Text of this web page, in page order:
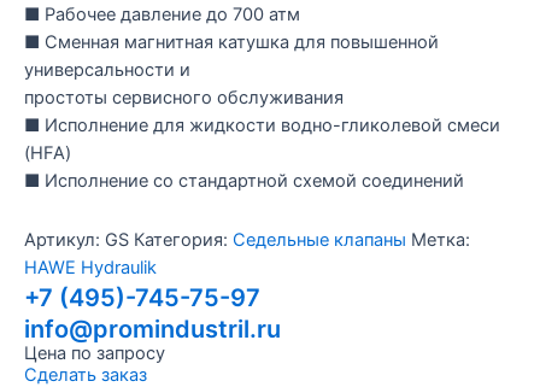
■ Рабочее давление до 700 атм
■ Сменная магнитная катушка для повышенной
универсальности и
простоты сервисного обслуживания
■ Исполнение для жидкости водно-гликолевой смеси
(HFA)
■ Исполнение со стандартной схемой соединений
Артикул: GS Категория: Седельные клапаны Метка:
HAWE Hydraulik
+7 (495)-745-75-97
info@promindustril.ru
Цена по запросу
Сделать заказ